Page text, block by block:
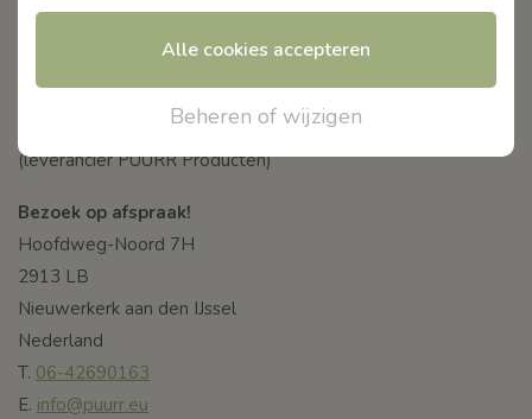
(leverancier PUURR Producten)
Bezoek op afspraak!
Hoofdweg-Noord 7H
2913 LB
Nieuwerkerk aan den IJssel
Nederland
T. 06-42690163
E. info@puurr.eu
Alle cookies accepteren
Beheren of wijzigen